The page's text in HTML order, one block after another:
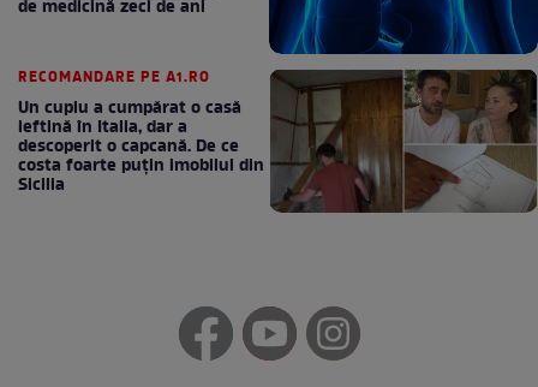
de medicină zeci de ani
RECOMANDARE PE A1.RO
Un cuplu a cumpărat o casă
ieftină în Italia, dar a
descoperit o capcană. De ce
costa foarte puțin imobilul din
Sicilia